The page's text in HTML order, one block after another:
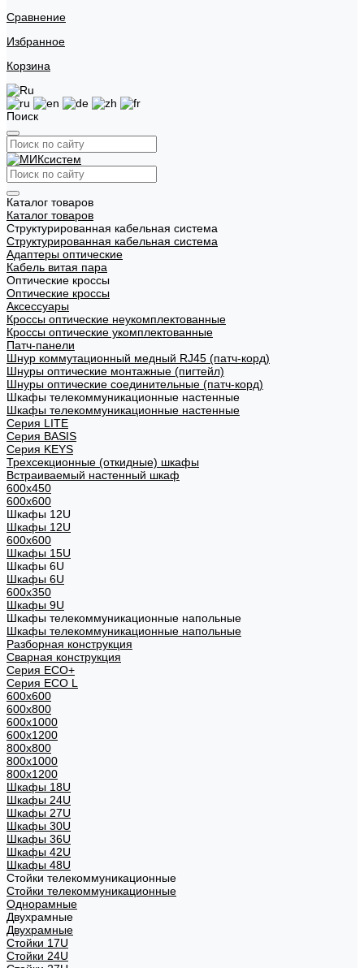
Сравнение
Избранное
Корзина
Поиск
Каталог товаров
Каталог товаров
Структурированная кабельная система
Структурированная кабельная система
Адаптеры оптические
Кабель витая пара
Оптические кроссы
Оптические кроссы
Аксессуары
Кроссы оптические неукомплектованные
Кроссы оптические укомплектованные
Патч-панели
Шнур коммутационный медный RJ45 (патч-корд)
Шнуры оптические монтажные (пигтейл)
Шнуры оптические соединительные (патч-корд)
Шкафы телекоммуникационные настенные
Шкафы телекоммуникационные настенные
Cерия LITE
Cерия BASIS
Cерия KEYS
Трехсекционные (откидные) шкафы
Встраиваемый настенный шкаф
600x450
600x600
Шкафы 12U
Шкафы 12U
600x600
Шкафы 15U
Шкафы 6U
Шкафы 6U
600x350
Шкафы 9U
Шкафы телекоммуникационные напольные
Шкафы телекоммуникационные напольные
Разборная конструкция
Сварная конструкция
Серия ECO+
Серия ECO L
600x600
600x800
600х1000
600х1200
800x800
800х1000
800х1200
Шкафы 18U
Шкафы 24U
Шкафы 27U
Шкафы 30U
Шкафы 36U
Шкафы 42U
Шкафы 48U
Стойки телекоммуникационные
Стойки телекоммуникационные
Однорамные
Двухрамные
Двухрамные
Стойки 17U
Стойки 24U